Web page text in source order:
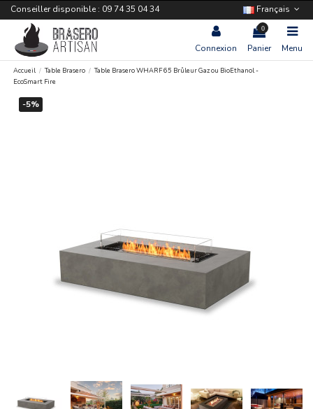
Conseiller disponible : 09 74 35 04 34 Français
Connexion
0
Panier Menu
Accueil Table Brasero
Table Brasero WHARF 65 Brûleur Gaz ou BioEthanol -
EcoSmart Fire
-5%